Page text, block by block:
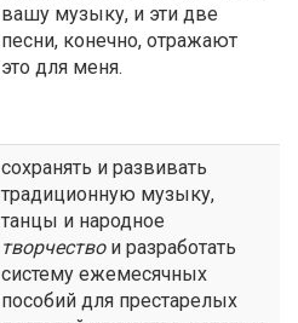
вашу музыку, и эти две
песни, конечно, отражают
это для меня.
сохранять и развивать
традиционную музыку,
танцы и народное
творчествои разработать
систему ежемесячных
пособий для престарелых